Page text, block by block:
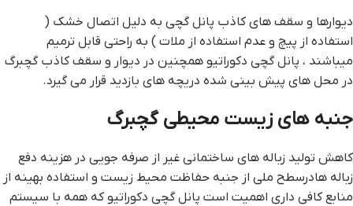
دیوارها و سقف های کاذب پانل گچی به دلیل اتصال خشک (
استفاده از پیچ و عدم استفاده از ملات ) به راحتی قابل ترمیم
میباشند ، پانل گچی دکوراتیو همچنین در دیوار و سقف کاذب گچبرگ
در محل های پیش بینی شده دریچه های بازدید قرار می گیرد.
جنبه های زیست محیطی گچبرگ
کاهش تولید زباله های ساختمانی غیر از صرفه جویی در هزینه دفع
زباله هادرسطح ملی از جنبه حفاظت محیط زیست و استفاده بهینه از
منابع كافی داری اهمیت است پانل گچی دکوراتیو که همه با سیستم